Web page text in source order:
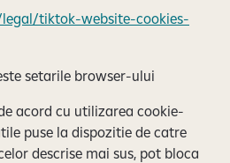
tiktok-website-cookies-
setarile browser-ului
acord cu utilizarea cookie-
puse la dispozitie de catre
descrise mai sus, pot bloca